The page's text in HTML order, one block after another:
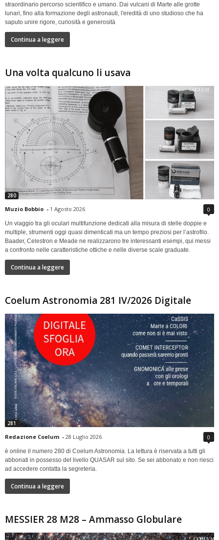
straordinario percorso scientifico e umano. Dai vulcani di Marte alle grotte
lunari, fino alla formazione degli astronauti, l'eredità di uno studioso che ha
saputo unire rigore, curiosità e generosità
Continua a leggere
Una volta qualcuno li usava
280
Muzio Bobbio - 1 Agosto 2026 0
Un viaggio tra gli oculari multifunzione dedicati alla misura di stelle doppie e
multiple, strumenti oggi quasi dimenticati ma un tempo preziosi per l’astrofilo.
Baader, Celestron e Meade ne realizzarono tre interessanti esempi, qui messi
a confronto nelle caratteristiche ottiche e nelle diverse scale graduate.
Continua a leggere
Coelum Astronomia 281 IV/2026 Digitale
281
Redazione Coelum - 28 Luglio 2026 0
è online il numero 280 di Coelum Astronomia. La lettura è riservata a tutti gli
abbonati in possesso del livello QUASAR sul sito. Se sei abbonato e non riesci
ad accedere contatta la segreteria.
Continua a leggere
MESSIER 28 M28 – Ammasso Globulare